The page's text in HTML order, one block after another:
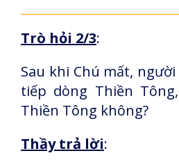
Trò hỏi 2/3:
Sau khi Chú mất,
tiếp dòng Thiền
Thiền Tông không?
Thầy trả lời: